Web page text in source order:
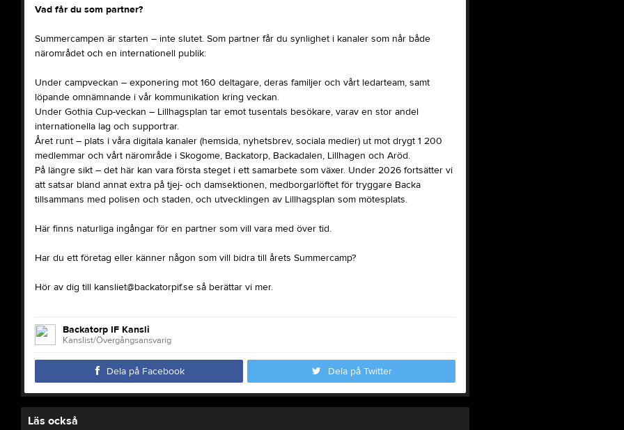
Vad får du som partner?
Summercampen är starten – inte slutet. Som partner får du synlighet i kanaler som når både
närområdet och en internationell publik:
Under campveckan – exponering mot 160 deltagare, deras familjer och vårt ledarteam, samt
löpande omnämnande i vår kommunikation kring veckan.
Under Gothia Cup-veckan – Lillhagsplan tar emot tusentals besökare, varav en stor andel
internationella lag och supportrar.
Året runt – plats i våra digitala kanaler (hemsida, nyhetsbrev, sociala medier) ut mot drygt 1 200
medlemmar och vårt närområde i Skogome, Backatorp, Backadalen, Lillhagen och Aröd.
På längre sikt – det här kan vara första steget i ett samarbete som växer. Under 2026 fortsätter vi
att satsar bland annat extra på tjej- och damsektionen, medborgarlöftet för tryggare Backa
tillsammans med polisen och staden, och utvecklingen av Lillhagsplan som mötesplats.
Här finns naturliga ingångar för en partner som vill vara med över tid.
Har du ett företag eller känner någon som vill bidra till årets Summercamp?
Hör av dig till kansliet@backatorpif.se så berättar vi mer.
Backatorp IF Kansli
Kanslist/Övergångsansvarig
Dela på Facebook Dela på Twitter
Läs också